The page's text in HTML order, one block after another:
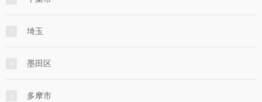
埼玉
墨田区
多摩市